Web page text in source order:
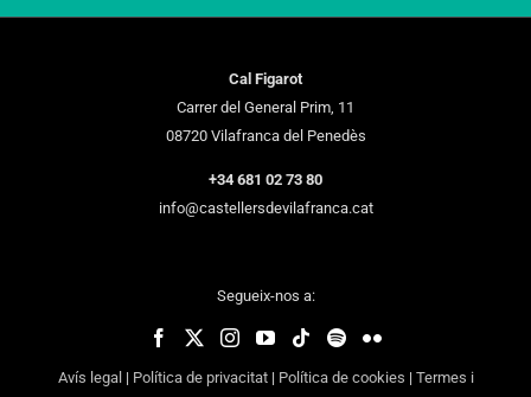
Cal Figarot
Carrer del General Prim, 11
08720 Vilafranca del Penedès
+34 681 02 73 80
info@castellersdevilafranca.cat
Segueix-nos a:
Avís legal | Política de privacitat| Política de cookies | Termes i